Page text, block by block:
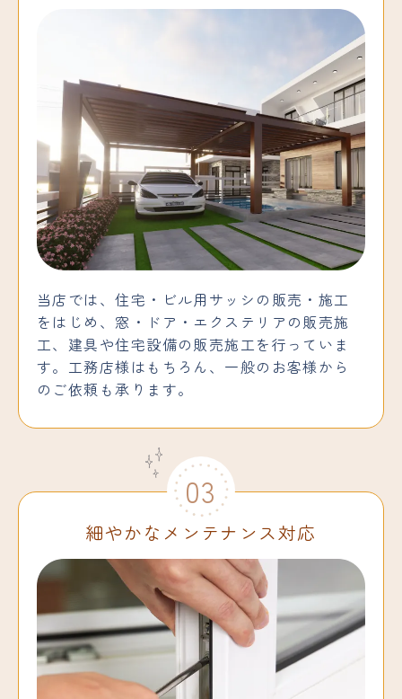
当店では、住宅・ビル用サッシの販売・施工
をはじめ、窓・ドア・エクステリアの販売施
工、建具や住宅設備の販売施工を行っていま
す。工務店様はもちろん、一般のお客様から
のご依頼も承ります。
03
細やかなメンテナンス対応